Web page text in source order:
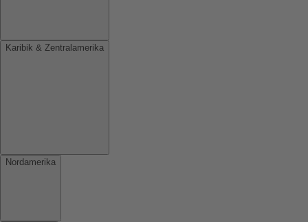
Karibik & Zentralamerika
Nordamerika